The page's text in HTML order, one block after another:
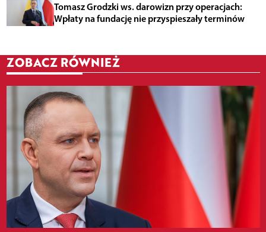
Tomasz Grodzki ws. darowizn przy operacjach:
Wpłaty na fundację nie przyspieszały terminów
ZOBACZ RÓWNIEŻ